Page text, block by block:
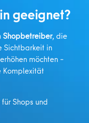
geeignet?
Shopbetreiber, die
Sichtbarkeit in
möchten –
Komplexität
Shops und